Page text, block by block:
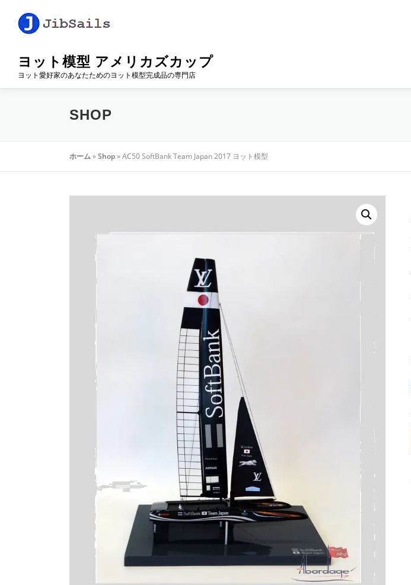
ス
ヨット模型 アメリカズカップ
ヨット愛好家のあなたためのヨット模型完成品の専門店
SHOP
ホーム»Shop»AC50 SoftBank Team Japan 2017 ヨット模型